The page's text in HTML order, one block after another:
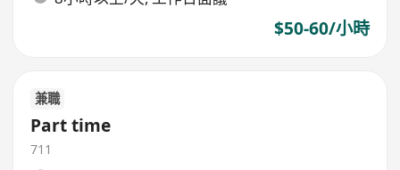
$50-60/小時
兼職
Part time
711